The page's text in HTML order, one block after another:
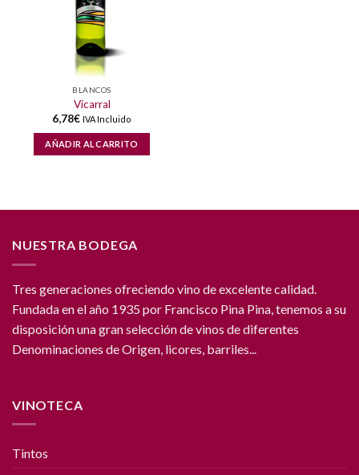
BLANCOS
Vicarral
6,78€ IVA Incluido
AÑADIR AL CARRITO
NUESTRA BODEGA
Tres generaciones ofreciendo vino de excelente calidad.
Fundada en el año 1935 por Francisco Pina Pina, tenemos a su
disposición una gran selección de vinos de diferentes
Denominaciones de Origen, licores, barriles...
VINOTECA
Tintos